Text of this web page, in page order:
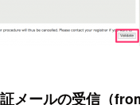
メールの受信（